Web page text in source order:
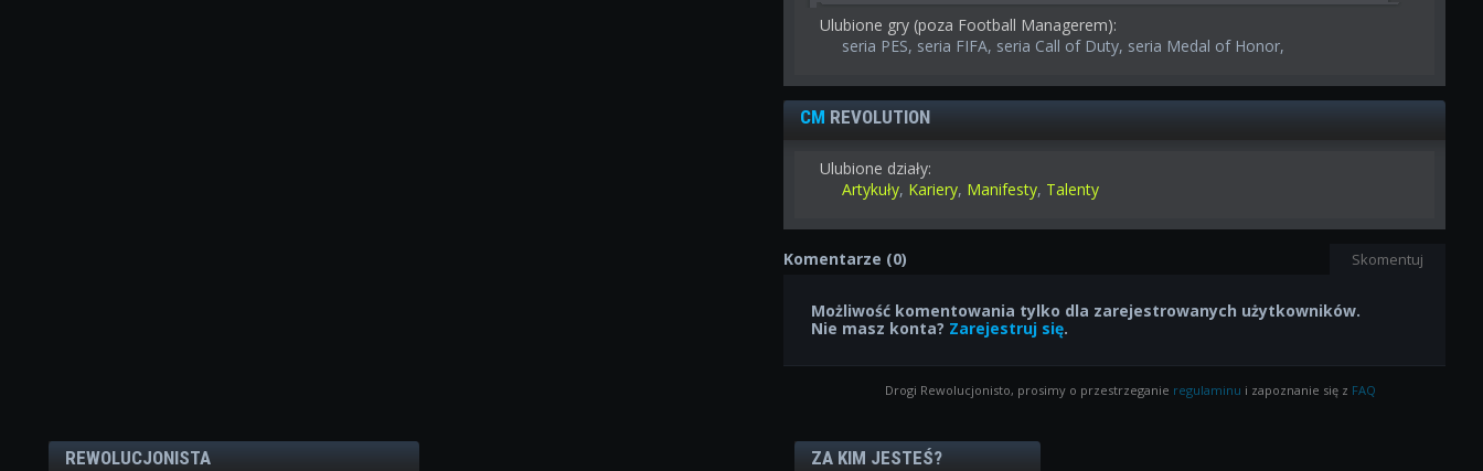
Ulubione gry (poza Football Managerem):
seria PES, seria FIFA, seria Call of Duty, seria Medal of Honor,
CM REVOLUTION
Ulubione działy:
Artykuły, Kariery, Manifesty, Talenty
Komentarze (0) Skomentuj
Możliwość komentowania tylko dla zarejestrowanych użytkowników.
Nie masz konta? Zarejestruj się.
Drogi Rewolucjonisto, prosimy o przestrzeganie regulaminu i zapoznanie się z FAQ
REWOLUCJONISTA ZA KIM JESTEŚ?